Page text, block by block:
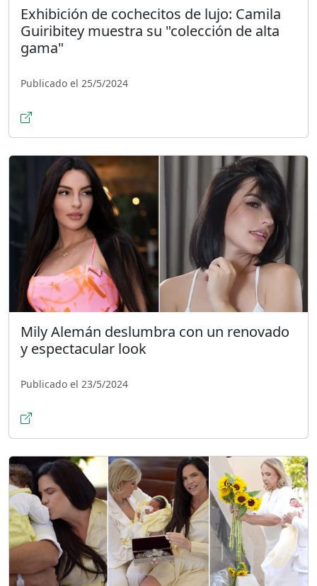
Exhibición de cochecitos de lujo: Camila
Guiribitey muestra su "colección de alta
gama"
Publicado el 25/5/2024
Mily Alemán deslumbra con un renovado
y espectacular look
Publicado el 23/5/2024